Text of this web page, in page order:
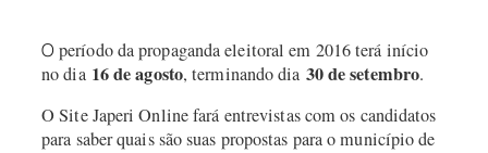
O período da propaganda eleitoral em 2016 terá início
no dia 16 de agosto, terminando dia 30 de setembro.
O Site Japeri Online fará entrevistas com os candidatos
para saber quais são suas propostas para o município de